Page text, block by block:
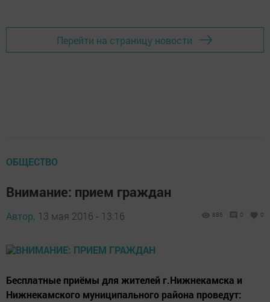
Перейти на страницу новости
ОБЩЕСТВО
Внимание: прием граждан
Автор, 13 мая 2016 - 13:16 886 0 0
Бесплатные приёмы для жителей г.Нижнекамска и
Нижнекамского муниципального района проведут: